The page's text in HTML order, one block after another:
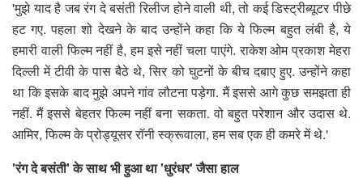
'मुझे याद है जब रंग दे बसंती रिलीज होने वाली थी, तो कई डिस्ट्रीब्यूटर पीछे
हट गए. पहला शो देखने के बाद उन्होंने कहा कि ये फिल्म बहुत लंबी है, ये
हमारी वाली फिल्म नहीं है, हम इसे नहीं चला पाएंगे. राकेश ओम प्रकाश मेहरा
दिल्ली में टीवी के पास बैठे थे, सिर को घुटनों के बीच दबाए हुए. उन्होंने कहा
था कि इसके बाद मुझे अपने गांव लौटना पड़ेगा. मैं इससे आगे कुछ समझता ही
नहीं. मैं इससे बेहतर फिल्म नहीं बना सकता. वो बहुत परेशान और उदास थे.
आमिर, फिल्म के प्रोड्यूसर रॉनी स्क्रूवाला, हम सब एक ही कमरे में थे.'
'रंग दे बसंती' के साथ भी हुआ था 'धुरंधर' जैसा हाल